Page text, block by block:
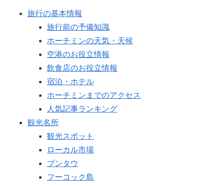
旅行の基本情報
旅行前の予備知識
ホーチミンの天気・天候
空港のお役立情報
飲食店のお役立情報
宿泊・ホテル
ホーチミンまでのアクセス
人気記事ランキング
観光名所
観光スポット
ローカル市場
ブンタウ
フーコック島